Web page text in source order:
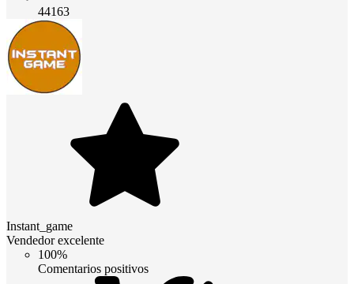
44163
Instant_game
Vendedor excelente
100%
Comentarios positivos